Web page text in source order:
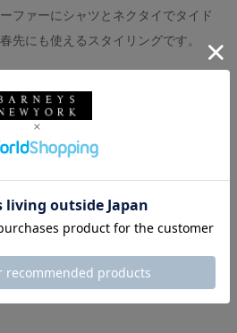
ファーにシャツとネクタイでタイド
先にも使えるスタイリングです。
ズ 48 )
ロ
により）